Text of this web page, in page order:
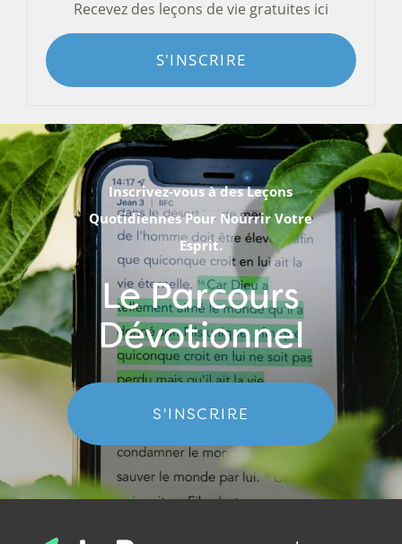
Recevez des leçons de vie gratuites ici
S'INSCRIRE
Inscrivez-vous à des Leçons
Quotidiennes Pour Nourrir Votre
Esprit.
Le Parcours
Dévotionnel
S'INSCRIRE